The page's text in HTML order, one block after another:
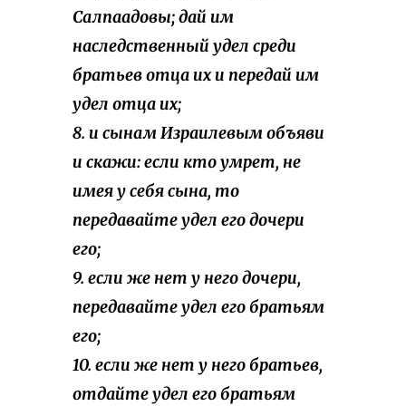
Салпаадовы; дай им
наследственный удел среди
братьев отца их и передай им
удел отца их;
8. и сынам Израилевым объяви
и скажи: если кто умрет, не
имея у себя сына, то
передавайте удел его дочери
его;
9. если же нет у него дочери,
передавайте удел его братьям
его;
10. если же нет у него братьев,
отдайте удел его братьям